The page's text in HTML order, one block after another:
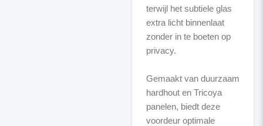
terwijl het subtiele glas
extra licht binnenlaat
zonder in te boeten op
privacy.
Gemaakt van duurzaam
hardhout en Tricoya
panelen, biedt deze
voordeur optimale